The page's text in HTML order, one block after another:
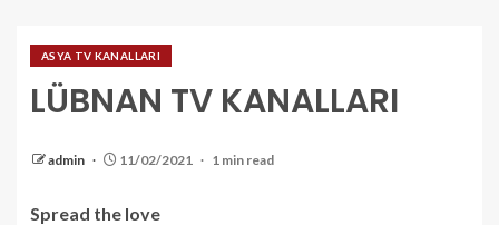
ASYA TV KANALLARI
LÜBNAN TV KANALLARI
admin 11/02/2021 1 min read
Spread the love